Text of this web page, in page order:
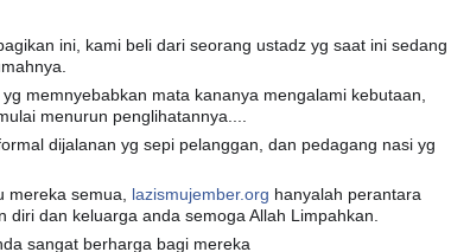
ini, kami beli dari seorang ustadz yg saat ini sedang
memnyebabkan mata kananya mengalami kebutaan,
menurun penglihatannya....
dijalanan yg sepi pelanggan, dan pedagang nasi yg
mereka semua, lazismujember.org hanyalah perantara
dan keluarga anda semoga Allah Limpahkan.
sangat berharga bagi mereka